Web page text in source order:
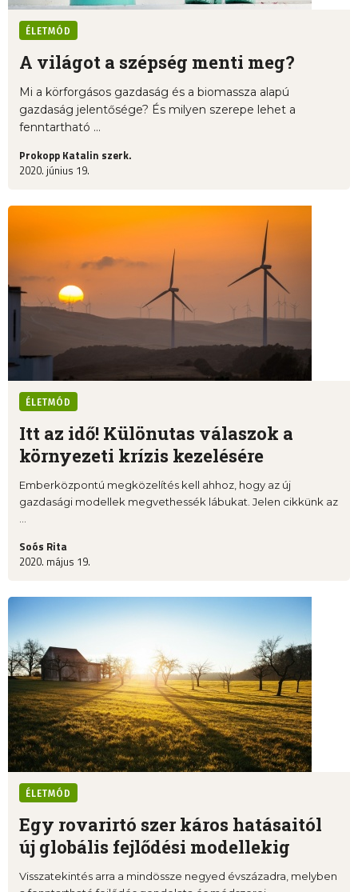
ÉLETMÓD
A világot a szépség menti meg?
Mi a körforgásos gazdaság és a biomassza alapú
gazdaság jelentősége? És milyen szerepe lehet a
fenntartható ...
Prokopp Katalin szerk.
2020. június 19.
ÉLETMÓD
Itt az idő! Különutas válaszok a
környezeti krízis kezelésére
Emberközpontú megközelítés kell ahhoz, hogy az új
gazdasági modellek megvethessék lábukat. Jelen cikkünk az
Soós Rita
2020. május 19.
ÉLETMÓD
Egy rovarirtó szer káros hatásaitól
új globális fejlődési modellekig
Visszatekintés arra a mindössze negyed évszázadra, melyben